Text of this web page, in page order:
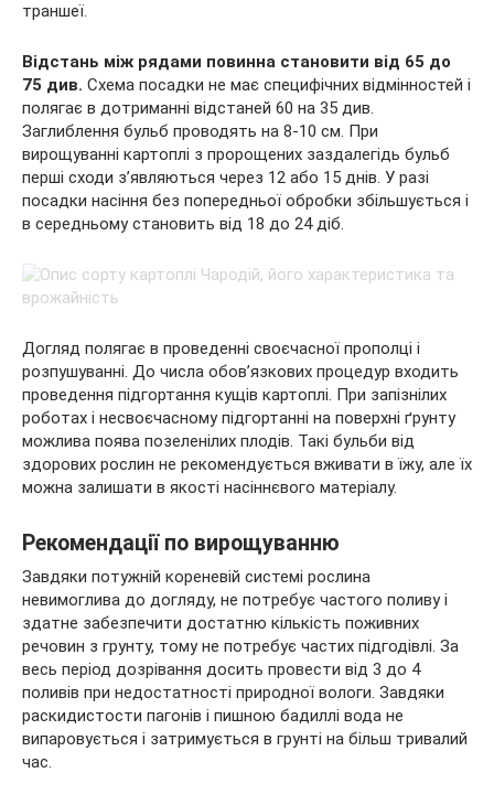
траншеї.
Відстань між рядами повинна становити від 65 до
75 див. Схема посадки не має специфічних відмінностей і
полягає в дотриманні відстаней 60 на 35 див.
Заглиблення бульб проводять на 8-10 см. При
вирощуванні картоплі з пророщених заздалегідь бульб
перші сходи з’являються через 12 або 15 днів. У разі
посадки насіння без попередньої обробки збільшується і
в середньому становить від 18 до 24 діб.
Догляд полягає в проведенні своєчасної прополці і
розпушуванні. До числа обов’язкових процедур входить
проведення підгортання кущів картоплі. При запізнілих
роботах і несвоєчасному підгортанні на поверхні ґрунту
можлива поява позеленілих плодів. Такі бульби від
здорових рослин не рекомендується вживати в їжу, але їх
можна залишати в якості насіннєвого матеріалу.
Рекомендації по вирощуванню
Завдяки потужній кореневій системі рослина
невимоглива до догляду, не потребує частого поливу і
здатне забезпечити достатню кількість поживних
речовин з грунту, тому не потребує частих підгодівлі. За
весь період дозрівання досить провести від 3 до 4
поливів при недостатності природної вологи. Завдяки
раскидистости пагонів і пишною бадиллі вода не
випаровується і затримується в грунті на більш тривалий
час.